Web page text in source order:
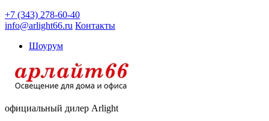
+7 (343) 278-60-40
info@arlight66.ru Контакты
Шоурум
официальный дилер Arlight